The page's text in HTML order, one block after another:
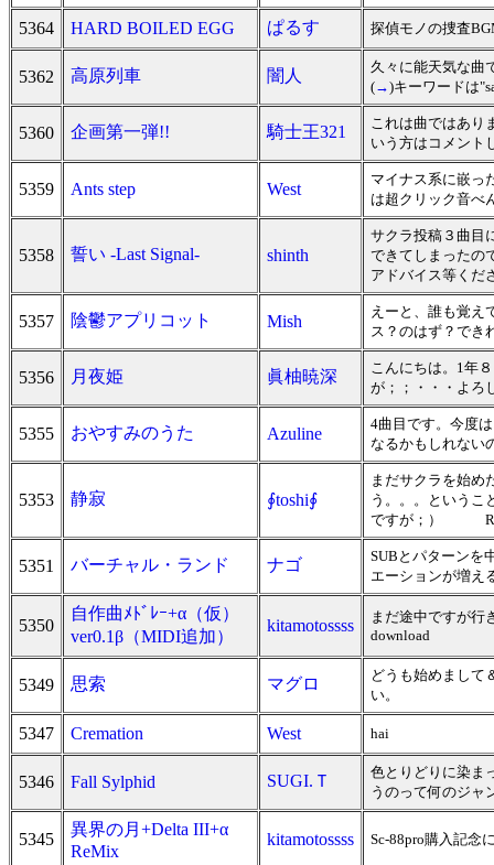
5364 HARD BOILED EGG ぱるす 探偵モノの捜査
5362 高原列車 闇人
久々に能天気な曲
(→)キーワードは
5360 企画第一弾!! 騎士王321
これは曲ではあり
いう方はコメント
5359 Ants step West
マイナス系に嵌っ
は超クリック音べ
5358 誓い -Last Signal- shinth
サクラ投稿３曲目
できてしまったの
アドバイス等くだ
5357 陰鬱アプリコット Mish
えーと、誰も覚え
ス？のはず？でき
5356 月夜姫 眞柚暁深
こんにちは。1年
が；；・・・よろ
5355 おやすみのうた Azuline
4曲目です。今度
なるかもしれない
5353 静寂 ∮toshi∮
まだサクラを始め
う。。。というこ
ですが；） RPG
5351 バーチャル・ランド ナゴ
SUBとパターンを
エーションが増え
5350
自作曲ﾒﾄﾞﾚｰ+α（仮）
ver0.1β（MIDI追加）
kitamotossss
まだ途中ですが行
download
5349 思索 マグロ
どうも始めまして
い。
5347 Cremation West hai
5346 Fall Sylphid SUGI.Ｔ
色とりどりに染ま
うのって何のジャ
5345
異界の月+Delta III+α
ReMix
kitamotossss Sc-88pro購入記念